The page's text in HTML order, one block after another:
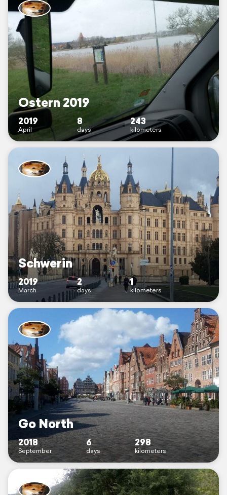
Ostern 2019
2019
April
8
days
243
kilometers
Schwerin
2019
March
2
days
1
kilometers
Go North
2018
September
6
days
298
kilometers